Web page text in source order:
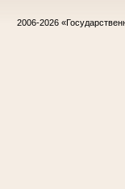
2006-2026